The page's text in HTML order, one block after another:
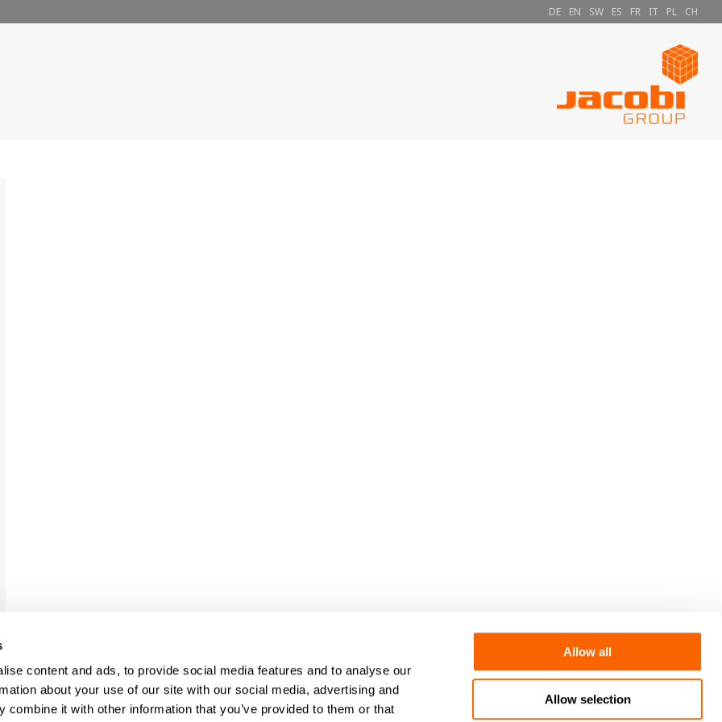
content and ads, to provide social media features and to analyse our
about your use of our site with our social media, advertising and
combine it with other information that you’ve provided to them or that
Allow all
Allow selection
DE EN SW ES FR IT PL CH
Site byMNM